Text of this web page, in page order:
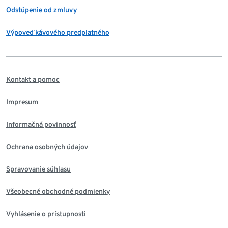
Odstúpenie od zmluvy
Výpoveď kávového predplatného
Kontakt a pomoc
Impresum
Informačná povinnosť
Ochrana osobných údajov
Spravovanie súhlasu
Všeobecné obchodné podmienky
Vyhlásenie o prístupnosti